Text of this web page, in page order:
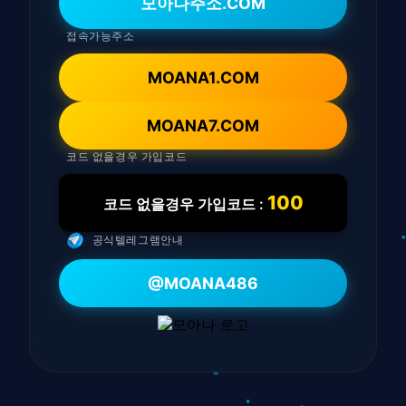
접속가능주소
MOANA1.COM
MOANA7.COM
코드 없을경우 가입코드
코드 없을경우 가입코드 : 100
공식텔레그램안내
@MOANA486